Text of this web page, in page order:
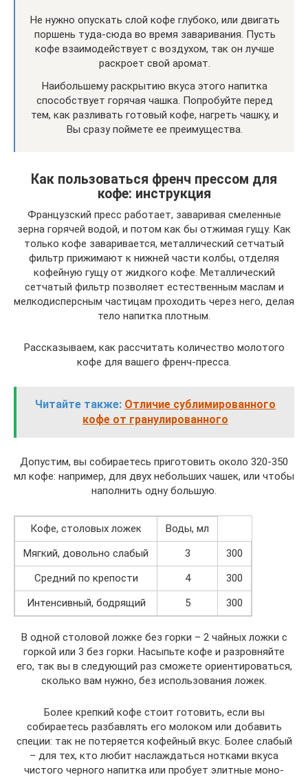
Не нужно опускать слой кофе глубоко, или двигать
поршень туда-сюда во время заваривания. Пусть
кофе взаимодействует с воздухом, так он лучше
раскроет свой аромат.
Наибольшему раскрытию вкуса этого напитка
способствует горячая чашка. Попробуйте перед
тем, как разливать готовый кофе, нагреть чашку, и
Вы сразу поймете ее преимущества.
Как пользоваться френч прессом для
кофе: инструкция
Французский пресс работает, заваривая смеленные
зерна горячей водой, и потом как бы отжимая гущу. Как
только кофе заваривается, металлический сетчатый
фильтр прижимают к нижней части колбы, отделяя
кофейную гущу от жидкого кофе. Металлический
сетчатый фильтр позволяет естественным маслам и
мелкодисперсным частицам проходить через него, делая
тело напитка плотным.
Рассказываем, как рассчитать количество молотого
кофе для вашего френч-пресса.
Читайте также: Отличие сублимированного
кофе от гранулированного
Допустим, вы собираетесь приготовить около 320-350
мл кофе: например, для двух небольших чашек, или чтобы
наполнить одну большую.
Кофе, столовых ложек
Воды, мл
Мягкий, довольно слабый
3
300
Средний по крепости
4
300
Интенсивный, бодрящий
5 300
В одной столовой ложке без горки – 2 чайных ложки с
горкой или 3 без горки. Насыпьте кофе и разровняйте
его, так вы в следующий раз сможете ориентироваться,
сколько вам нужно, без использования ложек.
Более крепкий кофе стоит готовить, если вы
собираетесь разбавлять его молоком или добавить
специи: так не потеряется кофейный вкус. Более слабый
– для тех, кто любит наслаждаться нотками вкуса
чистого черного напитка или пробует элитные моно-